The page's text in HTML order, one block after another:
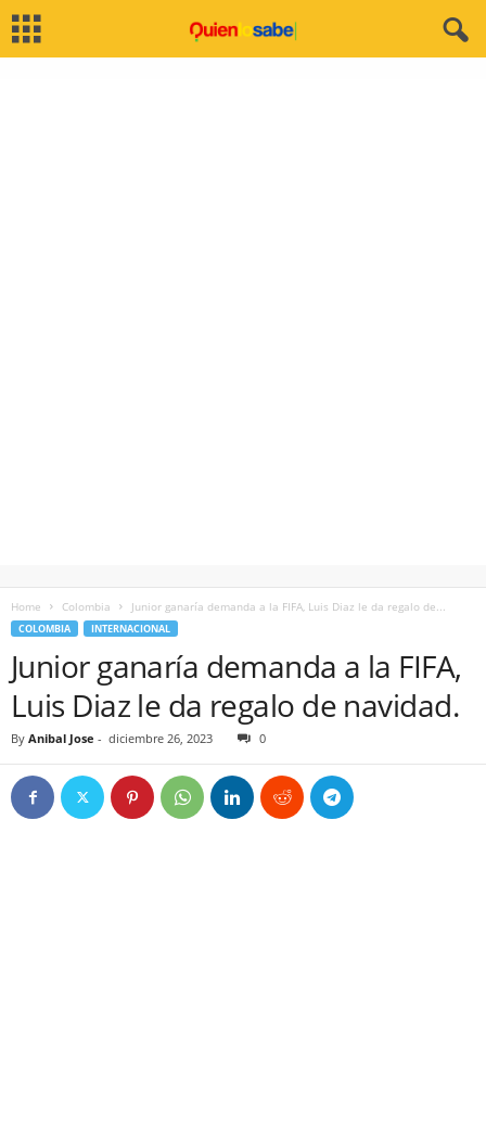
Home Colombia Junior ganaría demanda a la FIFA, Luis Diaz le da regalo de...
COLOMBIA INTERNACIONAL
Junior ganaría demanda a la FIFA,
Luis Diaz le da regalo de navidad.
By Anibal Jose - diciembre 26, 2023 0